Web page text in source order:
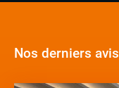
Nos derniers avis